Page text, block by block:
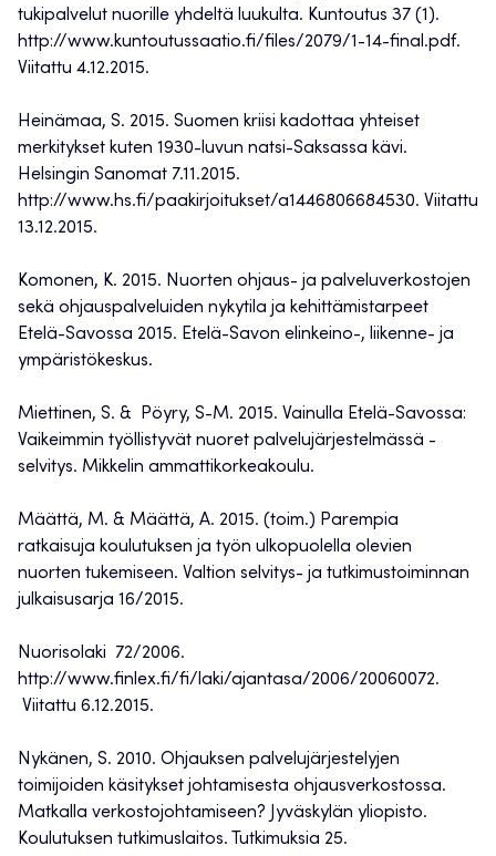
tukipalvelut nuorille yhdeltä luukulta. Kuntoutus 37 (1).
http://www.kuntoutussaatio.fi/files/2079/1-14-final.pdf.
Viitattu 4.12.2015.
Heinämaa, S. 2015. Suomen kriisi kadottaa yhteiset
merkitykset kuten 1930-luvun natsi-Saksassa kävi.
Helsingin Sanomat 7.11.2015.
http://www.hs.fi/paakirjoitukset/a1446806684530. Viitattu
13.12.2015.
Komonen, K. 2015. Nuorten ohjaus- ja palveluverkostojen
sekä ohjauspalveluiden nykytila ja kehittämistarpeet
Etelä-Savossa 2015. Etelä-Savon elinkeino-, liikenne- ja
ympäristökeskus.
Miettinen, S. & Pöyry, S-M. 2015. Vainulla Etelä-Savossa:
Vaikeimmin työllistyvät nuoret palvelujärjestelmässä -
selvitys. Mikkelin ammattikorkeakoulu.
Määttä, M. & Määttä, A. 2015. (toim.) Parempia
ratkaisuja koulutuksen ja työn ulkopuolella olevien
nuorten tukemiseen. Valtion selvitys- ja tutkimustoiminnan
julkaisusarja 16/2015.
Nuorisolaki 72/2006.
http://www.finlex.fi/fi/laki/ajantasa/2006/20060072.
Viitattu 6.12.2015.
Nykänen, S. 2010. Ohjauksen palvelujärjestelyjen
toimijoiden käsitykset johtamisesta ohjausverkostossa.
Matkalla verkostojohtamiseen? Jyväskylän yliopisto.
Koulutuksen tutkimuslaitos. Tutkimuksia 25.